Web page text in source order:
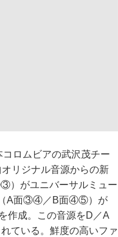
ロムビアの武沢茂チー
リジナル音源からの新
がユニバーサルミュー
（A面③④／B面④⑤）が
作成。この音源をD／A
ている。鮮度の高いファ